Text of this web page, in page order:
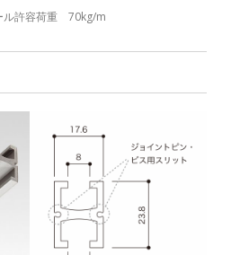
ル許容荷重 70kg/m